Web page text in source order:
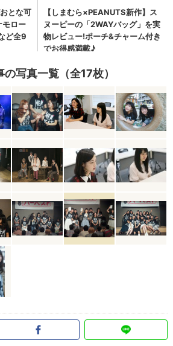
の写真一覧（全17枚）